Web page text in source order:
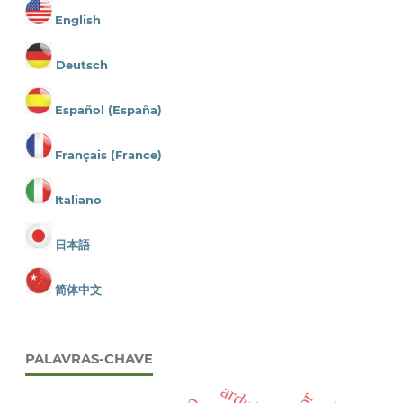
English
Deutsch
Español (España)
Français (France)
Italiano
日本語
简体中文
PALAVRAS-CHAVE